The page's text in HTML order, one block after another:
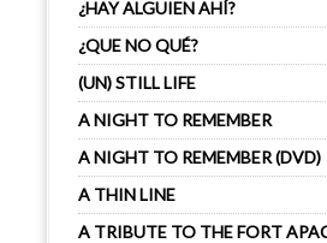
¿HAY ALGUIEN AHÍ?
¿QUE NO QUÉ?
(UN) STILL LIFE
A NIGHT TO REMEMBER
A NIGHT TO REMEMBER (DVD)
A THIN LINE
A TRIBUTE TO THE FORT